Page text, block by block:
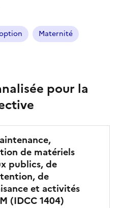
Maternité
pour la
de matériels
publics, de
de
et activités
(IDCC1404)